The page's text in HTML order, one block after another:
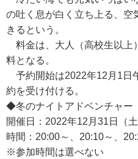
の吐く息が白く立ち上る、空
きるという。
料金は、大人（高校生以上
料となる。
予約開始は2022年12月1日
約を受け付ける。
◆冬のナイトアドベンチャー
開催日：2022年12月31日（
時間：20:00～、20:10～、
※参加時間は選べない